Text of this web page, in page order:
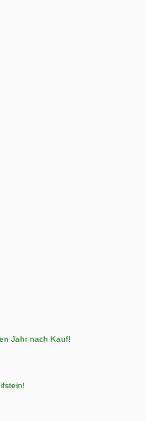
Jahr nach Kauf!